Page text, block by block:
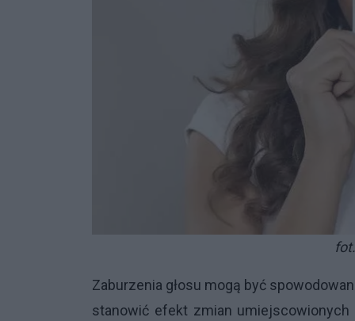
Zaburzenia głosu mogą być
stanowić efekt zmian umiejscowionych